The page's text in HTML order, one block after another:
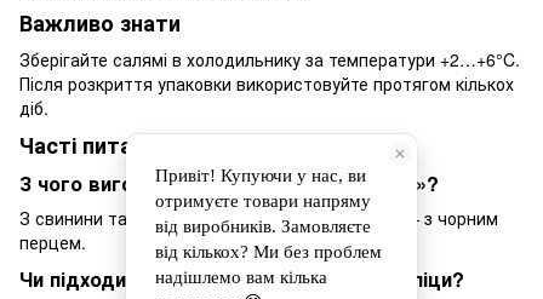
Важливо знати
Зберігайте салямі в холодильнику за температури +2…+6°C.
Після розкриття упаковки використовуйте протягом кількох
діб.
Часті питання
З чого виготовлена салямі «Посольська»?
З свинини та яловичини з додаванням спецій — з чорним
перцем.
Чи підходить салямі «Посольська» для піци?